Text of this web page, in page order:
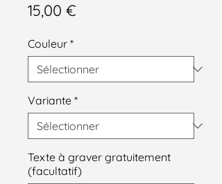
15,00 €
Couleur *
Variante *
Texte à graver gratuitement
(facultatif)